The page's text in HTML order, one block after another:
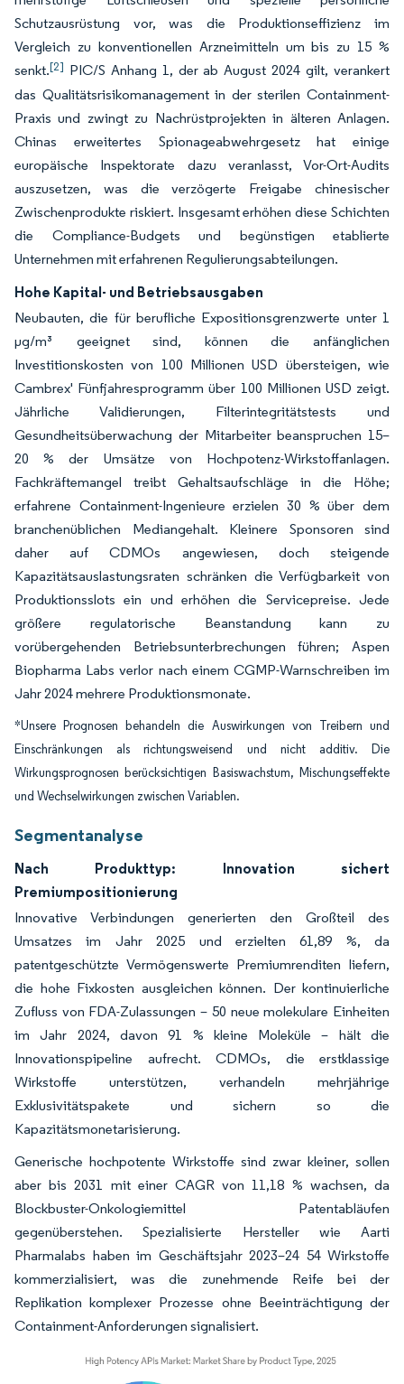
Schutzausrüstung vor, was die Produktionseffizienz im
Vergleich zu konventionellen Arzneimitteln um bis zu 15 %
senkt.[2] PIC/S Anhang 1, der ab August 2024 gilt, verankert
das Qualitätsrisikomanagement in der sterilen Containment-
Praxis und zwingt zu Nachrüstprojekten in älteren Anlagen.
Chinas erweitertes Spionageabwehrgesetz hat einige
europäische Inspektorate dazu veranlasst, Vor-Ort-Audits
auszusetzen, was die verzögerte Freigabe chinesischer
Zwischenprodukte riskiert. Insgesamt erhöhen diese Schichten
die Compliance-Budgets und begünstigen etablierte
Unternehmen mit erfahrenen Regulierungsabteilungen.
Hohe Kapital- und Betriebsausgaben
Neubauten, die für berufliche Expositionsgrenzwerte unter 1
µg/m³ geeignet sind, können die anfänglichen
Investitionskosten von 100 Millionen USD übersteigen, wie
Cambrex' Fünfjahresprogramm über 100 Millionen USD zeigt.
Jährliche Validierungen, Filterintegritätstests und
Gesundheitsüberwachung der Mitarbeiter beanspruchen 15–
20 % der Umsätze von Hochpotenz-Wirkstoffanlagen.
Fachkräftemangel treibt Gehaltsaufschläge in die Höhe;
erfahrene Containment-Ingenieure erzielen 30 % über dem
branchenüblichen Mediangehalt. Kleinere Sponsoren sind
daher auf CDMOs angewiesen, doch steigende
Kapazitätsauslastungsraten schränken die Verfügbarkeit von
Produktionsslots ein und erhöhen die Servicepreise. Jede
größere regulatorische Beanstandung kann zu
vorübergehenden Betriebsunterbrechungen führen; Aspen
Biopharma Labs verlor nach einem CGMP-Warnschreiben im
Jahr 2024 mehrere Produktionsmonate.
*Unsere Prognosen behandeln die Auswirkungen von Treibern und
Einschränkungen als richtungsweisend und nicht additiv. Die
Wirkungsprognosen berücksichtigen Basiswachstum, Mischungseffekte
und Wechselwirkungen zwischen Variablen.
Segmentanalyse
Nach Produkttyp: Innovation sichert
Premiumpositionierung
Innovative Verbindungen generierten den Großteil des
Umsatzes im Jahr 2025 und erzielten 61,89 %, da
patentgeschützte Vermögenswerte Premiumrenditen liefern,
die hohe Fixkosten ausgleichen können. Der kontinuierliche
Zufluss von FDA-Zulassungen – 50 neue molekulare Einheiten
im Jahr 2024, davon 91 % kleine Moleküle – hält die
Innovationspipeline aufrecht. CDMOs, die erstklassige
Wirkstoffe unterstützen, verhandeln mehrjährige
Exklusivitätspakete und sichern so die
Kapazitätsmonetarisierung.
Generische hochpotente Wirkstoffe sind zwar kleiner, sollen
aber bis 2031 mit einer CAGR von 11,18 % wachsen, da
Blockbuster-Onkologiemittel Patentabläufen
gegenüberstehen. Spezialisierte Hersteller wie Aarti
Pharmalabs haben im Geschäftsjahr 2023–24 54 Wirkstoffe
kommerzialisiert, was die zunehmende Reife bei der
Replikation komplexer Prozesse ohne Beeinträchtigung der
Containment-Anforderungen signalisiert.